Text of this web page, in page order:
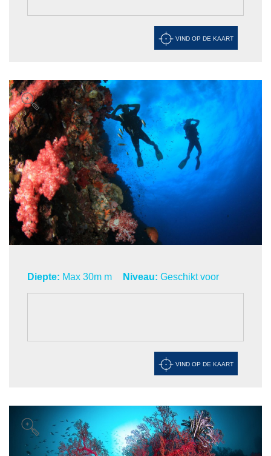
VIND OP DE KAART
Diepte: Max 30m m Niveau: Geschikt voor
VIND OP DE KAART